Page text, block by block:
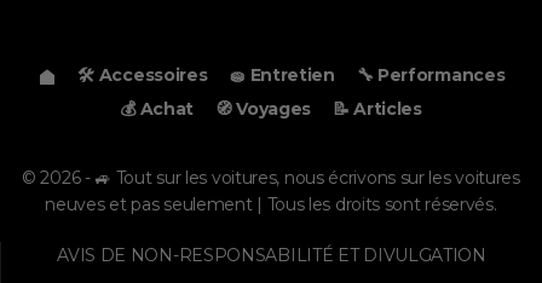
🛠️ Accessoires 🧽 Entretien
🔧 Performances
💰 Achat
🧭 Voyages 📝 Articles
© 2026 - 🚙 Tout sur les voitures, nous écrivons sur les voitures
neuves et pas seulement | Tous les droits sont réservés.
AVIS DE NON-RESPONSABILITÉ ET DIVULGATION